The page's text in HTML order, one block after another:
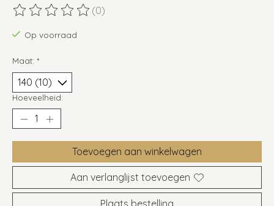
De beoordeling van dit product is
(0)
Op voorraad
Maat: *
Hoeveelheid:
Toevoegen aan winkelwagen
Aan verlanglijst toevoegen